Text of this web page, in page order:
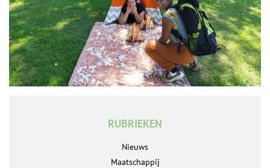
RUBRIEKEN
Nieuws
Maatschappij